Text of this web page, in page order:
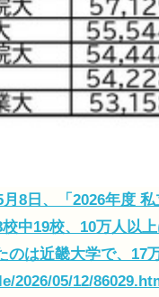
8日、「2026年度
中19校、10万人以
は近畿大学で、17
05/12/